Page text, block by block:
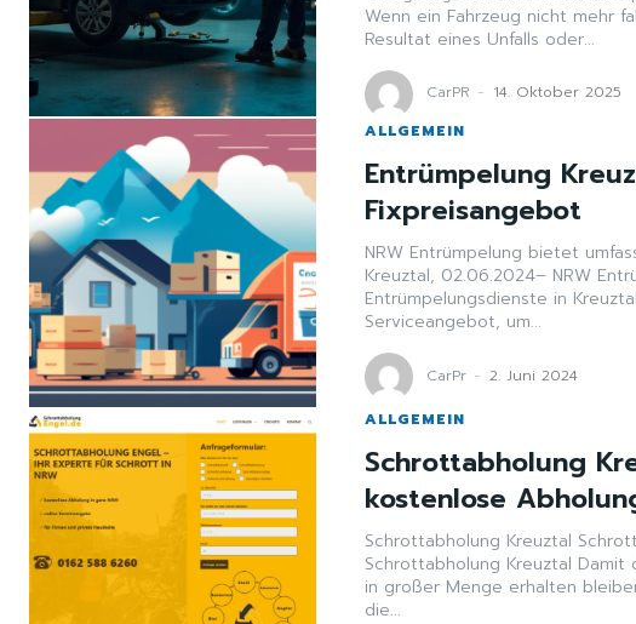
Wenn ein Fahrzeug nicht mehr
Resultat eines Unfalls oder...
CarPR - 14. Oktober 2025
ALLGEMEIN
Entrümpelung
Fixpreisangebot
NRW Entrümpelung bietet
Kreuztal, 02.06.2024– NRW
Entrümpelungsdienste in
Serviceangebot, um...
CarPr - 2. Juni 2024
ALLGEMEIN
Schrottabholung
kostenlose
Schrottabholung Kreuztal
Schrottabholung Kreuztal
in großer Menge erhalten
die...